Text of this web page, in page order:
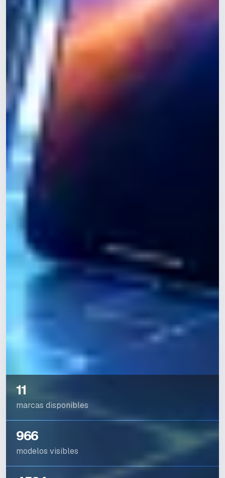
11
marcas disponibles
966
modelos visibles